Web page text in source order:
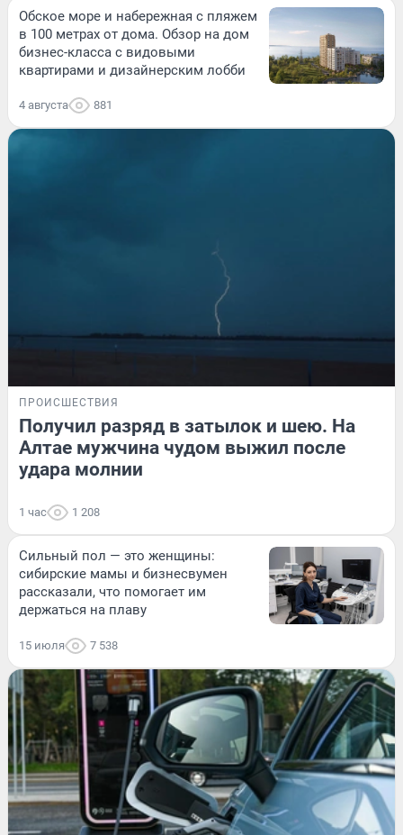
Обское море и набережная с пляжем
в 100 метрах от дома. Обзор на дом
бизнес-класса с видовыми
квартирами и дизайнерским лобби
4 августа 881
ПРОИСШЕСТВИЯ
Получил разряд в затылок и шею. На
Алтае мужчина чудом выжил после
удара молнии
1 час 1 208
Сильный пол — это женщины:
сибирские мамы и бизнесвумен
рассказали, что помогает им
держаться на плаву
15 июля 7 538